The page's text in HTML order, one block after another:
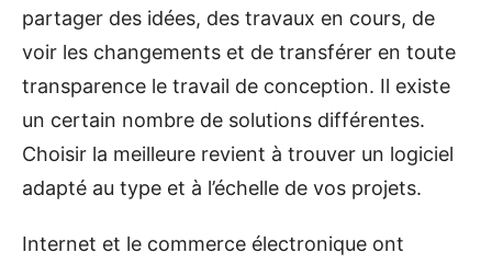
partager des idées, des travaux en cours, de
voir les changements et de transférer en toute
transparence le travail de conception. Il existe
un certain nombre de solutions différentes.
Choisir la meilleure revient à trouver un logiciel
adapté au type et à l’échelle de vos projets.
Internet et le commerce électronique ont